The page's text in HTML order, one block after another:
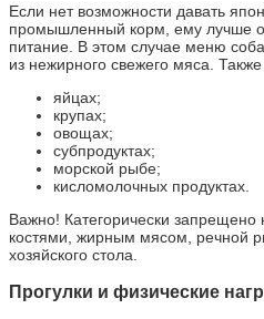
Если нет возможности давать
промышленный корм, ему лучше
питание. В этом случае меню
из нежирного свежего мяса.
яйцах;
крупах;
овощах;
субпродуктах;
морской рыбе;
кисломолочных продуктах.
Важно! Категорически запрещено
костями, жирным мясом, речной
хозяйского стола.
Прогулки и физические